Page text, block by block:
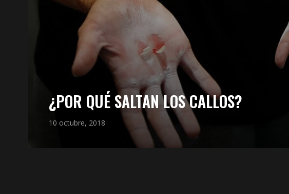
¿POR QUÉ SALTAN LOS CALLOS?
10 octubre, 2018